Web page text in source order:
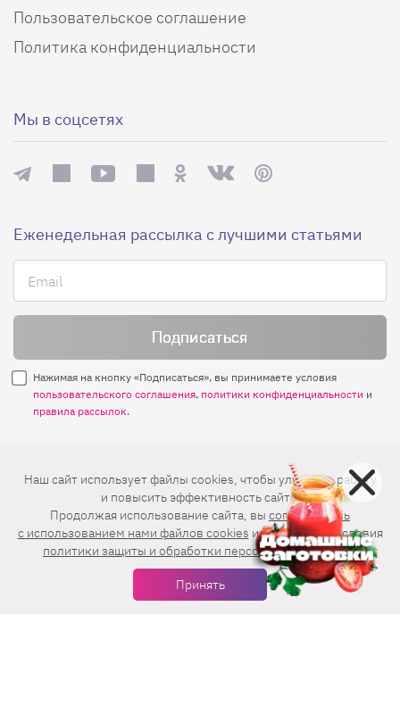
Пользовательское соглашение
Политика конфиденциальности
Мы в соцсетях
Еженедельная рассылка с лучшими статьями
Нажимая на кнопку «Подписаться», вы принимаете условия
пользовательского соглашения, политики конфиденциальности и
правила рассылок.
Нашли ошибку? Выделите ее и нажмите
Ctrl+Enter
© 2026 АО «БКМ», ОГРН 1027739494584, ИНН 7705056238
127018, Москва, ул. Полковая, д. 3, стр. 4, помещение I, комн. 23
16+
Дизайн сайта —Студия Евгения и Ольги Апрель
Иконки в меню —
Наш сайт использует файлы cookies, чтобы улучшить работу
и повысить эффективность сайта.
Продолжая использование сайта, вы соглашаетесь
c использованием нами файлов cookies и принимаете условия
политики защиты и обработки персональных данных.
Принять